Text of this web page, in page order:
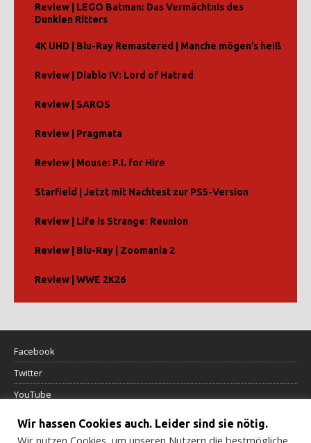
Review | LEGO Batman: Das Vermächtnis des
Dunklen Ritters
4K UHD | Blu-Ray Remastered | Manche mögen’s heiß
Review | Diablo IV: Lord of Hatred
Review | SAROS
Review | Pragmata
Review | Mouse: P.I. for Hire
Starfield | Jetzt mit Nachtest zur PS5-Version
Review | Life is Strange: Reunion
Review | Blu-Ray | Zoomania 2
Review | WWE 2K26
Facebook
Twitter
YouTube
Datenschutzerklärung
Wir hassen Cookies auch. Leider sind sie nötig.
Wir nutzen Cookies, um unseren Nutzern die bestmögliche